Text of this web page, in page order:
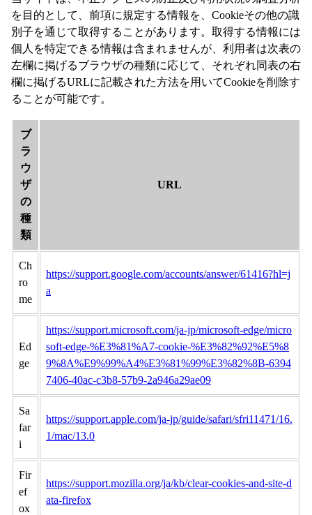
を目的として、前項に規定する情報を、Cookieその他の識
別子を通じて取得することがあります。取得する情報には
個人を特定できる情報は含まれませんが、利用者は次表の
左欄に掲げるブラウザの種類に応じて、それぞれ同表の右
欄に掲げるURLに記載された方法を用いてCookieを削除す
ることが可能です。
ブ
ラ
ウ
ザ
の
種
類
URL
Ch
ro
me
https://support.google.com/accounts/answer/61416?hl=j
a
Ed
ge
https://support.microsoft.com/ja-jp/microsoft-edge/micro
soft-edge-%E3%81%A7-cookie-%E3%82%92%E5%8
9%8A%E9%99%A4%E3%81%99%E3%82%8B-6394
7406-40ac-c3b8-57b9-2a946a29ae09
Sa
far
i
https://support.apple.com/ja-jp/guide/safari/sfri11471/16.
1/mac/13.0
Fir
ef
ox
https://support.mozilla.org/ja/kb/clear-cookies-and-site-d
ata-firefox